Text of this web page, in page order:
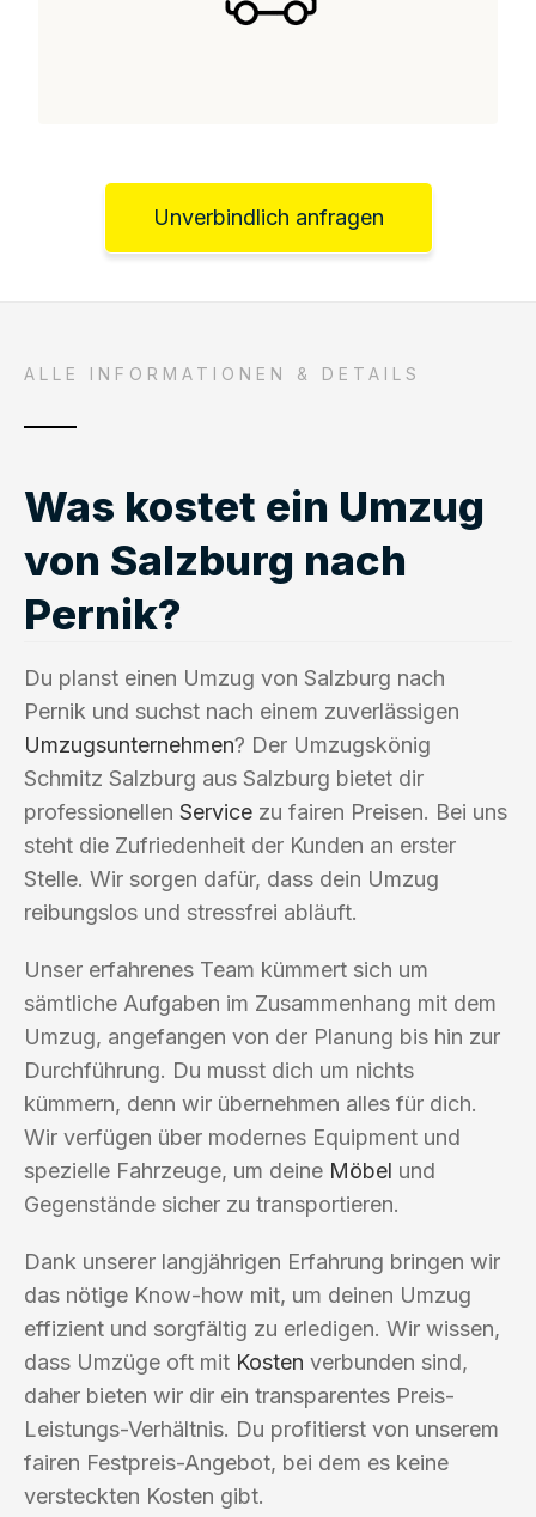
Unverbindlich anfragen
ALLE INFORMATIONEN & DETAILS
Was kostet ein Umzug
von Salzburg nach
Pernik?
Du planst einen Umzug von Salzburg nach
Pernik und suchst nach einem zuverlässigen
Umzugsunternehmen? Der Umzugskönig
Schmitz Salzburg aus Salzburg bietet dir
professionellen Service zu fairen Preisen. Bei uns
steht die Zufriedenheit der Kunden an erster
Stelle. Wir sorgen dafür, dass dein Umzug
reibungslos und stressfrei abläuft.
Unser erfahrenes Team kümmert sich um
sämtliche Aufgaben im Zusammenhang mit dem
Umzug, angefangen von der Planung bis hin zur
Durchführung. Du musst dich um nichts
kümmern, denn wir übernehmen alles für dich.
Wir verfügen über modernes Equipment und
spezielle Fahrzeuge, um deine Möbel und
Gegenstände sicher zu transportieren.
Dank unserer langjährigen Erfahrung bringen wir
das nötige Know-how mit, um deinen Umzug
effizient und sorgfältig zu erledigen. Wir wissen,
dass Umzüge oft mit Kosten verbunden sind,
daher bieten wir dir ein transparentes Preis-
Leistungs-Verhältnis. Du profitierst von unserem
fairen Festpreis-Angebot, bei dem es keine
versteckten Kosten gibt.